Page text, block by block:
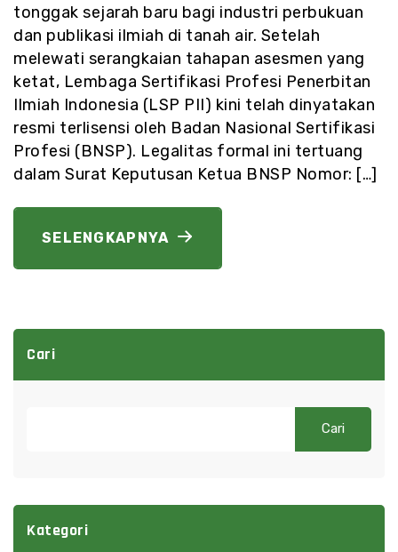
tonggak sejarah baru bagi industri perbukuan
dan publikasi ilmiah di tanah air. Setelah
melewati serangkaian tahapan asesmen yang
ketat, Lembaga Sertifikasi Profesi Penerbitan
Ilmiah Indonesia (LSP PII) kini telah dinyatakan
resmi terlisensi oleh Badan Nasional Sertifikasi
Profesi (BNSP). Legalitas formal ini tertuang
dalam Surat Keputusan Ketua BNSP Nomor: […]
SELENGKAPNYA
Cari
Cari
Kategori